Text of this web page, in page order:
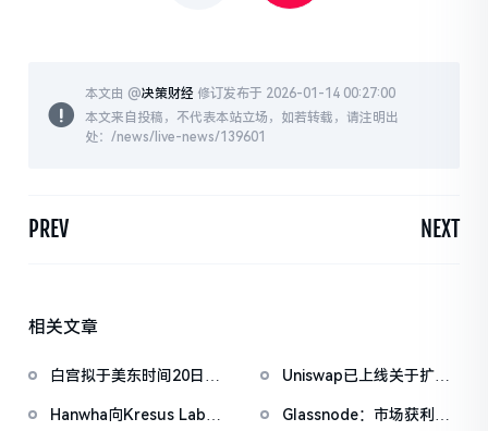
本文由 @决策财经 修订发布于 2026-01-14 00:27:00
本文来自投稿，不代表本站立场，如若转载，请注明出
处：/news/live-news/139601
PREV NEXT
相关文章
白宫拟于美东时间20日上
问题会议
Uniswap已上线关于扩大
Hanwha向Kresus Labs
Glassnode：市场获利了